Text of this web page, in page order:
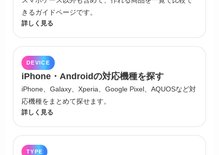
きるガイドページです。
詳しく見る
DEVICE
iPhone・Androidの対応機種を探す
iPhone、Galaxy、Xperia、Google Pixel、AQUOSなど対
応機種をまとめて探せます。
詳しく見る
TYPE